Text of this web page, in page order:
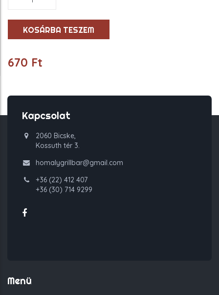
paradicsomszósz
KOSÁRBA TESZEM
670 Ft
Kapcsolat
2060 Bicske,
Kossuth tér 3.
homalygrillbar@gmail.com
+36 (22) 412 407
+36 (30) 714 9299
Menü